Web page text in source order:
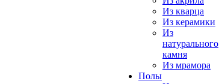
Из кварца
Из керамики
Из
натурального
камня
Из мрамора
Полы